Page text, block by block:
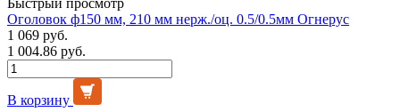
Оголовок ф150 мм, 210 мм нерж./оц. 0.5/0.5мм Огнерус
1 069 руб.
1 004.86 руб.
В корзину